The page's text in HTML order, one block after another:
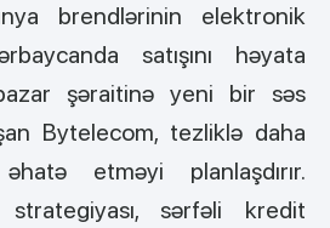
brendlərinin elektronik
satışını həyata
şəraitinə yeni bir səs
Bytelecom, tezliklə daha
etməyi planlaşdırır.
sərfəli kredit